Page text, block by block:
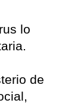
lo
de